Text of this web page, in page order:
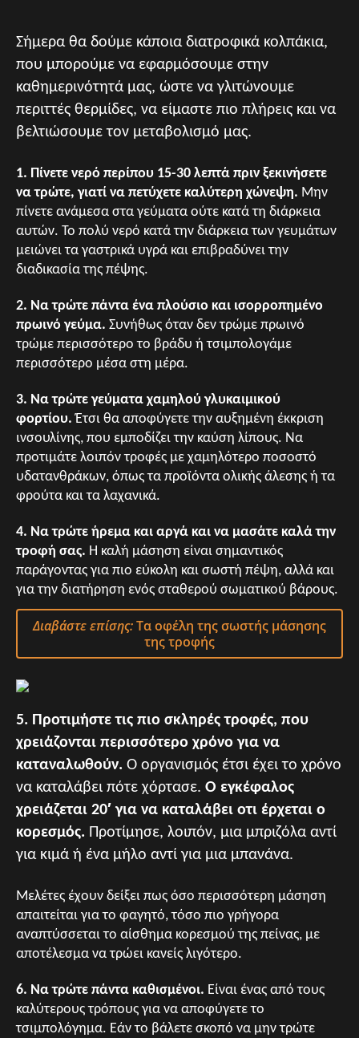
Σήμερα θα δούμε κάποια διατροφικά κολπάκια,
που μπορούμε να εφαρμόσουμε στην
καθημερινότητά μας, ώστε να γλιτώνουμε
περιττές θερμίδες, να είμαστε πιο πλήρεις και να
βελτιώσουμε τον μεταβολισμό μας.
1. Πίνετε νερό περίπου 15-30 λεπτά πριν ξεκινήσετε
να τρώτε, γιατί να πετύχετε καλύτερη χώνεψη. Μην
πίνετε ανάμεσα στα γεύματα ούτε κατά τη διάρκεια
αυτών. Το πολύ νερό κατά την διάρκεια των γευμάτων
μειώνει τα γαστρικά υγρά και επιβραδύνει την
διαδικασία της πέψης.
2. Να τρώτε πάντα ένα πλούσιο και ισορροπημένο
πρωινό γεύμα. Συνήθως όταν δεν τρώμε πρωινό
τρώμε περισσότερο το βράδυ ή τσιμπολογάμε
περισσότερο μέσα στη μέρα.
3. Να τρώτε γεύματα χαμηλού γλυκαιμικού
φορτίου. Έτσι θα αποφύγετε την αυξημένη έκκριση
ινσουλίνης, που εμποδίζει την καύση λίπους. Να
προτιμάτε λοιπόν τροφές με χαμηλότερο ποσοστό
υδατανθράκων, όπως τα προϊόντα ολικής άλεσης ή τα
φρούτα και τα λαχανικά.
4. Να τρώτε ήρεμα και αργά και να μασάτε καλά την
τροφή σας. Η καλή μάσηση είναι σημαντικός
παράγοντας για πιο εύκολη και σωστή πέψη, αλλά και
για την διατήρηση ενός σταθερού σωματικού βάρους.
Διαβάστε επίσης:Τα οφέλη της σωστής μάσησης
της τροφής
5. Προτιμήστε τις πιο σκληρές τροφές, που
χρειάζονται περισσότερο χρόνο για να
καταναλωθούν. Ο οργανισμός έτσι έχει το χρόνο
να καταλάβει πότε χόρτασε. Ο εγκέφαλος
χρειάζεται 20′ για να καταλάβει οτι έρχεται ο
κορεσμός. Προτίμησε, λοιπόν, μια μπριζόλα αντί
για κιμά ή ένα μήλο αντί για μια μπανάνα.
Μελέτες έχουν δείξει πως όσο περισσότερη μάσηση
απαιτείται για το φαγητό, τόσο πιο γρήγορα
αναπτύσσεται το αίσθημα κορεσμού της πείνας, με
αποτέλεσμα να τρώει κανείς λιγότερο.
6. Να τρώτε πάντα καθισμένοι. Είναι ένας από τους
καλύτερους τρόπους για να αποφύγετε το
τσιμπολόγημα. Εάν το βάλετε σκοπό να μην τρώτε